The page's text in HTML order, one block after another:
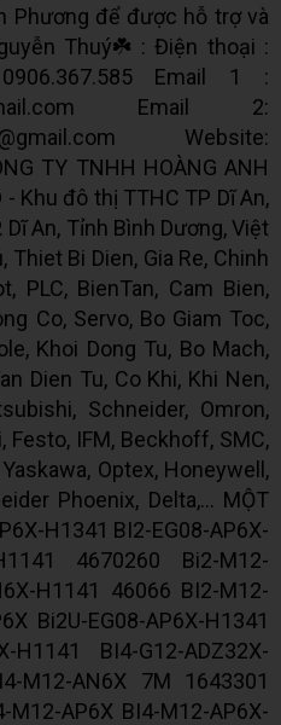
Phương để được hỗ trợ và
Thuý☘️ : Điện thoại :
Email 1 :
Email 2:
Website:
TY TNHH HOÀNG ANH
Khu đô thị TTHC TP Dĩ An,
Dĩ An, Tỉnh Bình Dương, Việt
Thiet Bi Dien, Gia Re, Chinh
PLC, BienTan, Cam Bien,
Co, Servo, Bo Giam Toc,
Khoi Dong Tu, Bo Mach,
Dien Tu, Co Khi, Khi Nen,
Schneider, Omron,
Festo, IFM, Beckhoff, SMC,
Optex, Honeywell,
Phoenix, Delta,... MỘT
H1341 BI2-EG08-AP6X-
4670260 Bi2-M12-
H1141 46066 BI2-M12-
Bi2U-EG08-AP6X-H1341
H1141 BI4-G12-ADZ32X-
M12-AN6X 7M 1643301
AP6X BI4-M12-AP6X-